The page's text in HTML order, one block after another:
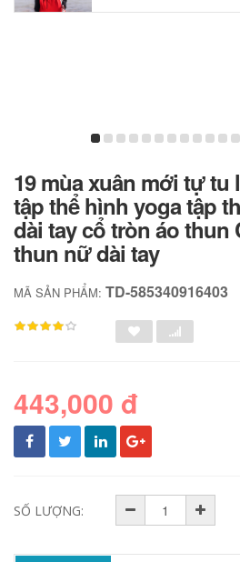
19 mùa xuân mới tự tu
tập thể hình yoga tập
dài tay cổ tròn áo thun
thun nữ dài tay
MÃ SẢN PHẨM: TD-585340916403
443,000 đ
SỐ LƯỢNG: